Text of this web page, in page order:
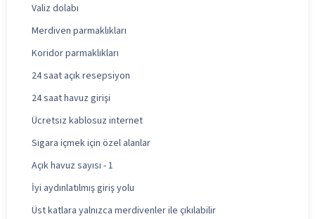
Valiz dolabı
Merdiven parmaklıkları
Koridor parmaklıkları
24 saat açık resepsiyon
24 saat havuz girişi
Ücretsiz kablosuz internet
Sigara içmek için özel alanlar
Açık havuz sayısı - 1
İyi aydınlatılmış giriş yolu
Üst katlara yalnızca merdivenler ile çıkılabilir